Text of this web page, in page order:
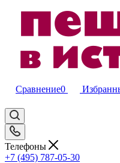
Сравнение0
Телефоны
+7 (495) 787-05-30